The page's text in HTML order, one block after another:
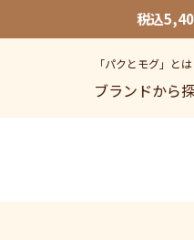
税込
「パクとモグ」とは
ブランドから